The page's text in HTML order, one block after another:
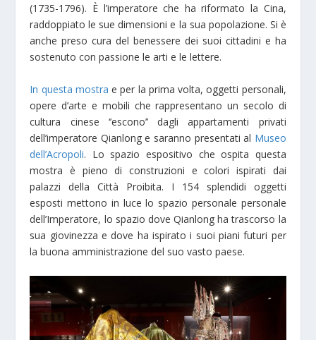
(1735-1796). È l’imperatore che ha riformato la Cina,
raddoppiato le sue dimensioni e la sua popolazione. Si è
anche preso cura del benessere dei suoi cittadini e ha
sostenuto con passione le arti e le lettere.
In questa mostra e per la prima volta, oggetti personali,
opere d’arte e mobili che rappresentano un secolo di
cultura cinese ‘’escono’’ dagli appartamenti privati
dell’imperatore Qianlong e saranno presentati al Museo
dell’Acropoli. Lo spazio espositivo che ospita questa
mostra è pieno di construzioni e colori ispirati dai
palazzi della Città Proibita. I 154 splendidi oggetti
esposti mettono in luce lo spazio personale personale
dell’Imperatore, lo spazio dove Qianlong ha trascorso la
sua giovinezza e dove ha ispirato i suoi piani futuri per
la buona amministrazione del suo vasto paese.